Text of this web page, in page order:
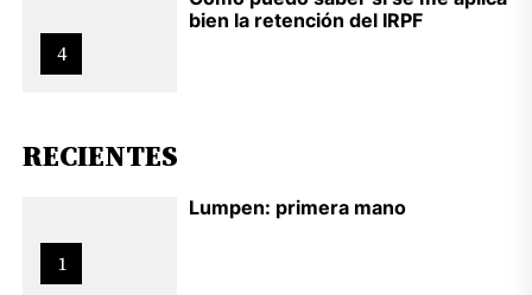
4
bien la retención del IRPF
RECIENTES
1
Lumpen: primera mano